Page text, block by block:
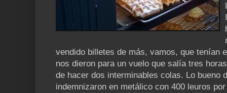
vendido billetes de más, vamos, que tenían
nos dieron para un vuelo que salía tres
de hacer dos interminables colas. Lo bueno
indemnizaron en metálico con 400 leuros